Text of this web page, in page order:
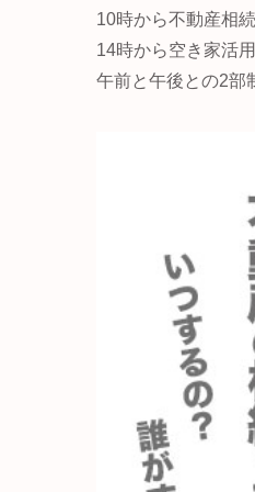
10時から不動産相
14時から空き家活
午前と午後との2部